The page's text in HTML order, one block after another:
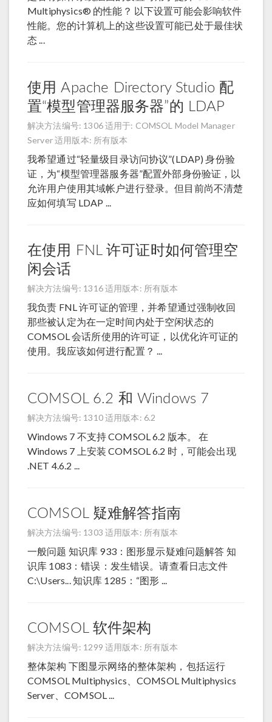
Multiphysics® 的性能？ 以下设置可能会影响软件
性能。您的计算机上的这些设置可能已处于最佳状
态 ...
使用 Apache Directory Studio 配
置“模型管理器服务器”的 LDAP
解决方法编号: 1306适用于: COMSOL Model Manager
Server适用版本: 所有版本
我希望通过“轻量级目录访问协议”(LDAP) 身份验
证，为“模型管理器服务器”配置外部身份验证，以
允许用户使用其域帐户进行登录。但目前尚不清楚
应如何填写 LDAP ...
在使用 FNL 许可证时如何管理空
闲会话
解决方法编号: 1316适用版本: 所有版本
我负责 FNL 许可证的管理，并希望通过强制收回
那些被认定为在一定时间内处于空闲状态的
COMSOL 会话所使用的许可证，以优化许可证的
使用。我应该如何进行配置？ ...
COMSOL 6.2 和 Windows 7
解决方法编号: 1310适用版本: 6.2
Windows 7 不支持 COMSOL 6.2 版本。 在
Windows 7 上安装 COMSOL 6.2 时，可能会出现
.NET 4.6.2 ...
COMSOL 疑难解答指南
解决方法编号: 1303 适用版本: 所有版本
一般问题 知识库 933：图形显示疑难问题解答 知
识库 1083：错误：发生错误。请查看日志文件
C:\Users... 知识库 1285：“图形 ...
COMSOL 软件架构
解决方法编号: 1299 适用版本: 所有版本
整体架构 下图显示网络的整体架构，包括运行
COMSOL Multiphysics、COMSOL Multiphysics
Server、COMSOL ...